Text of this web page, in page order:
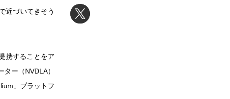
近づいてきそう
携することをア
ー（NVDLA）
」プラットフ